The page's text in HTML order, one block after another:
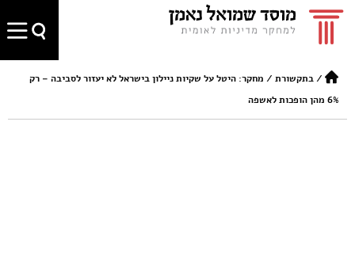
/בתקשורת / מחקר: היטל על שקיות ניילון בישראל לא יעזור לסביבה – רק
6% מהן הופכות לאשפה